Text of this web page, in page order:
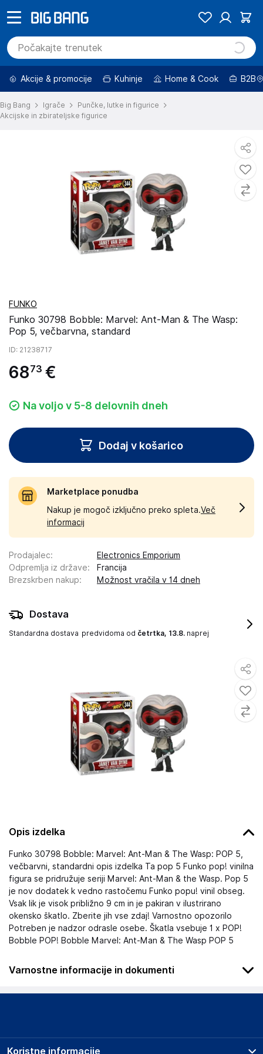
Akcije & promocije Kuhinje Home & Cook B2B
Big Bang Igrače
Punčke, lutke in figurice
Akcijske in zbirateljske figurice
Opis izdelka
Funko 30798 Bobble: Marvel: Ant-Man & The Wasp: POP 5,
večbarvni, standardni opis izdelka Ta pop 5 Funko pop! vinilna
figura se pridružuje seriji Marvel: Ant-Man & the Wasp. Pop 5
je nov dodatek k vedno rastočemu Funko popu! vinil obseg.
Vsak lik je visok približno 9 cm in je pakiran v ilustrirano
okensko škatlo. Zberite jih vse zdaj! Varnostno opozorilo
Potreben je nadzor odrasle osebe. Škatla vsebuje 1 x POP!
Bobble POP! Bobble Marvel: Ant-Man & The Wasp POP 5
Varnostne informacije in dokumenti
Podatki o proizvajalcu
FUNKO
Funko 30798 Bobble: Marvel: Ant-Man & The Wasp:
Pop 5, večbarvna, standard
ID: 21238717
6873 €
Na voljo v 5-8 delovnih dneh
Dodaj v košarico
Marketplace ponudba
Nakup je mogoč izključno preko spleta.Več
informacij
Prodajalec:
Electronics Emporium
Odpremlja iz države:
Francija
Brezskrben nakup: Možnost vračila v 14 dneh
Dostava
Standardna dostava predvidoma od četrtka, 13.8. naprej
Koristne informacije